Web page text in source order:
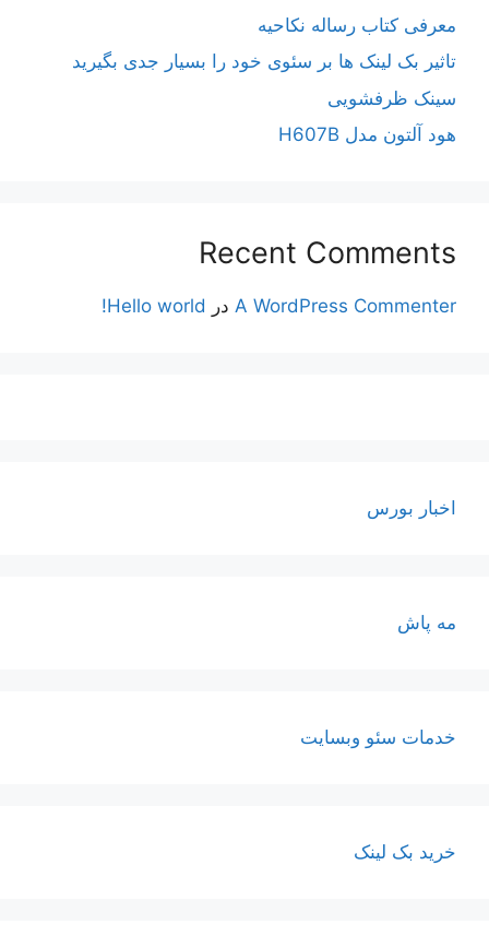
معرفی کتاب رساله نکاحیه
تاثیر بک لینک ها بر سئوی خود را بسیار جدی بگیرید
سینک ظرفشویی
هود آلتون مدل H607B
Recent Comments
A WordPress Commenter در Hello world!
اخبار بورس
مه پاش
خدمات سئو وبسایت
خرید بک لینک